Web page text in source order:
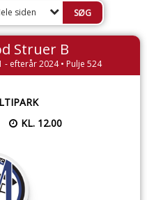
siden
Struer B
- efterår 2024 • Pulje 524
KL. 12.00